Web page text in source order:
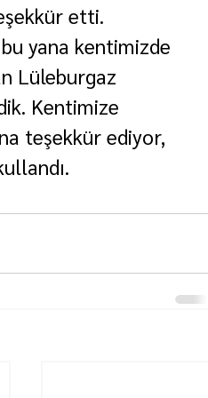
etti.
bu yana kentimizde
Lüleburgaz
Kentimize
teşekkür ediyor,